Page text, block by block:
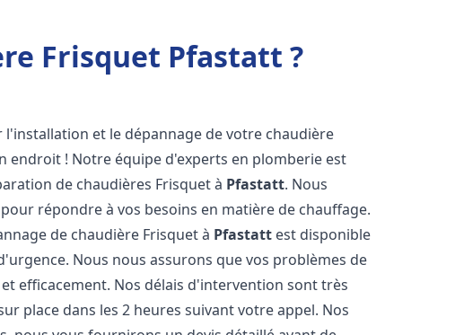
Frisquet Pfastatt ?
et le dépannage de votre chaudière
endroit ! Notre équipe d'experts en plomberie est
de chaudières Frisquet à Pfastatt. Nous
répondre à vos besoins en matière de chauffage.
de chaudière Frisquet à Pfastatt est disponible
Nous nous assurons que vos problèmes de
efficacement. Nos délais d'intervention sont très
place dans les 2 heures suivant votre appel. Nos